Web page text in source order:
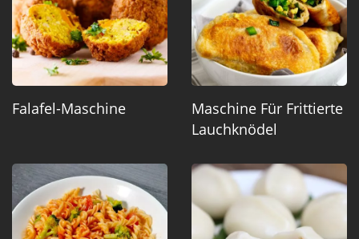
Falafel-Maschine
Maschine Für Frittierte
Lauchknödel